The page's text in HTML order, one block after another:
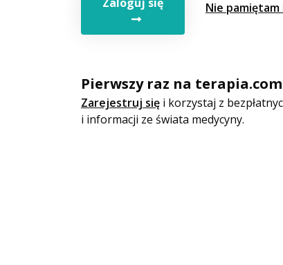
Nie pamiętam
Pierwszy raz na
Zarejestruj się i korzystaj z
i informacji ze świata medycyny.